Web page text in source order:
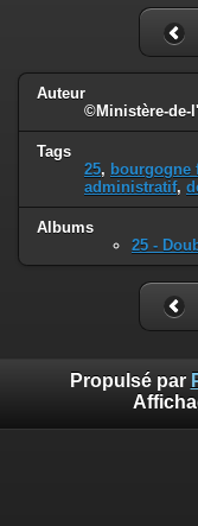
Auteur
©Ministère-de-
Tags
25, bourgogne
administratif,
Albums
25 -
Propulsé par